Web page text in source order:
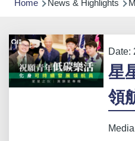
Home News & Highlights
Date:
星
領